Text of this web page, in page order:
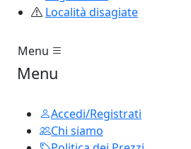
Località disagiate
Menu
Menu
Accedi/Registrati
Chi siamo